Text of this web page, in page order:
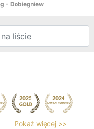
- Dobiegniew
Pokaż więcej >>